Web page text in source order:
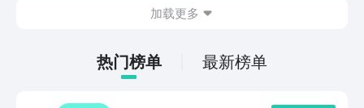
加载更多
热门榜单 最新榜单